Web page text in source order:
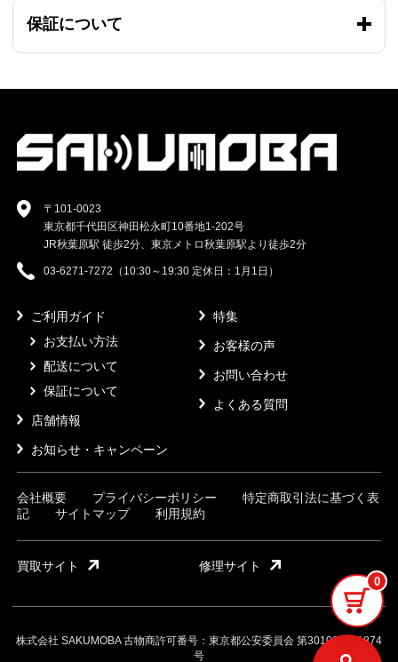
0
保証について
〒101-0023
東京都千代田区神田松永町10番地1-202号
JR秋葉原駅 徒歩2分、東京メトロ秋葉原駅より徒歩2分
03-6271-7272（10:30～19:30 定休日：1月1日）
ご利用ガイド
お支払い方法
配送について
保証について
店舗情報
お知らせ・キャンペーン
特集
お客様の声
お問い合わせ
よくある質問
会社概要 プライバシーポリシー
特定商取引法に基づく表
記
サイトマップ 利用規約
買取サイト 修理サイト
株式会社 SAKUMOBA 古物商許可番号：東京都公安委員会 第301032121874
号